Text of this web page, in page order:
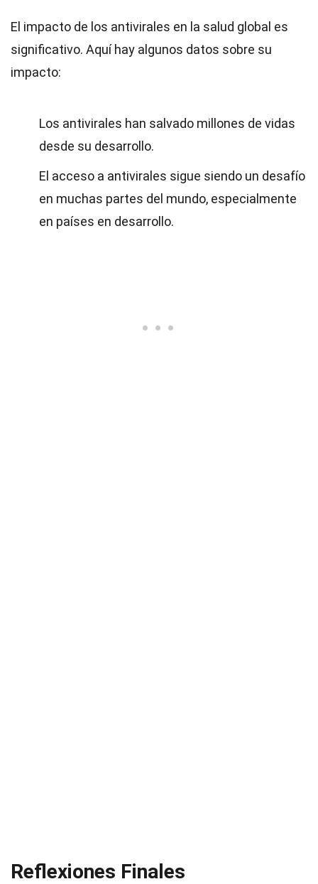
El impacto de los antivirales en la salud global es
significativo. Aquí hay algunos datos sobre su
impacto:
Los antivirales han salvado millones de vidas
desde su desarrollo.
El acceso a antivirales sigue siendo un desafío
en muchas partes del mundo, especialmente
en países en desarrollo.
Reflexiones Finales